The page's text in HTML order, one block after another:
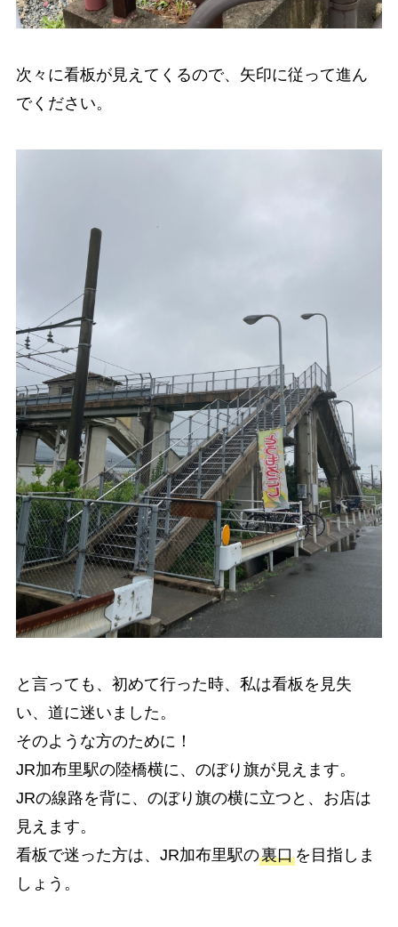
次々に看板が見えてくるので、矢印に従って進ん
でください。
と言っても、初めて行った時、私は看板を見失
い、道に迷いました。
そのような方のために！
JR加布里駅の陸橋横に、のぼり旗が見えます。
JRの線路を背に、のぼり旗の横に立つと、お店は
見えます。
看板で迷った方は、JR加布里駅の裏口を目指しま
しょう。